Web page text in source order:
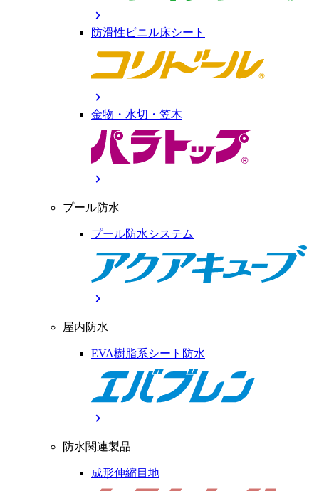
chevron_right
防滑性ビニル床シート
chevron_right
金物・水切・笠木
chevron_right
プール防水
プール防水システム
chevron_right
屋内防水
EVA樹脂系シート防水
chevron_right
防水関連製品
成形伸縮目地